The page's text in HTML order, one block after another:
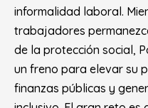
informalidad laboral.
trabajadores
de la protección social,
un freno para elevar su
finanzas públicas y